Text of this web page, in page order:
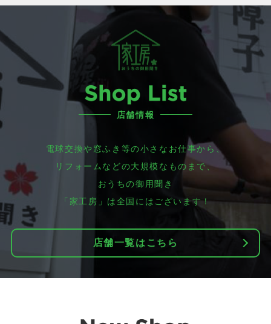
店舗情報
電球交換や窓ふき等の小さなお仕事から、
リフォームなどの大規模なものまで、
おうちの御用聞き
「家工房」は全国にはございます！
店舗一覧はこちら